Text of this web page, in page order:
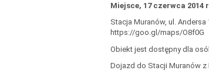
Miejsce, 17 czerwca 2014
Stacja Muranów, ul.
https://goo.gl/maps/O8f0G
Obiekt jest dostępny dla
Dojazd do Stacji Muranów z